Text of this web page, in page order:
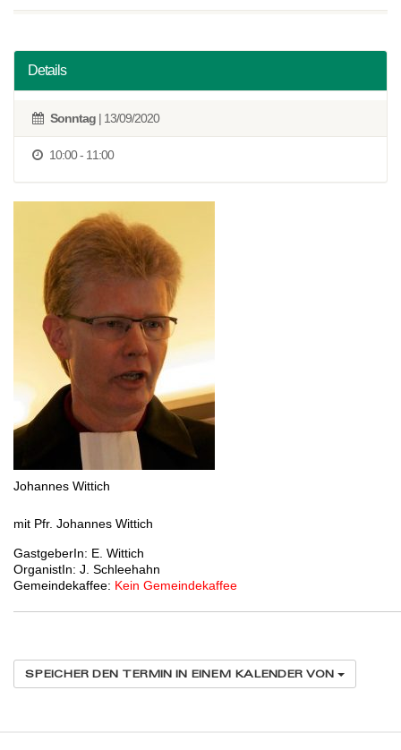
Details
Sonntag | 13/09/2020
10:00 - 11:00
Johannes Wittich
mit Pfr. Johannes Wittich
GastgeberIn: E. Wittich
OrganistIn: J. Schleehahn
Gemeindekaffee: Kein Gemeindekaffee
SPEICHER DEN TERMIN IN EINEM KALENDER VON